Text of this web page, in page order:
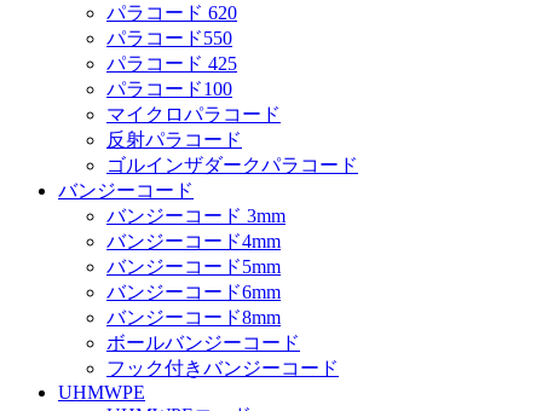
パラコード 620
パラコード550
パラコード 425
パラコード100
マイクロパラコード
反射パラコード
ゴルインザダークパラコード
バンジーコード
バンジーコード 3mm
バンジーコード4mm
バンジーコード5mm
バンジーコード6mm
バンジーコード8mm
ボールバンジーコード
フック付きバンジーコード
UHMWPE